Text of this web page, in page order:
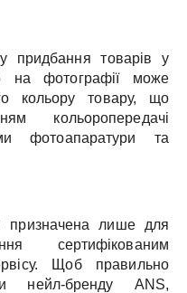
придбання товарів у
на фотографії може
кольору товару, що
кольоропередачі
фотоапаратури та
призначена лише для
сертифікованим
Щоб правильно
нейл-бренду ANS,